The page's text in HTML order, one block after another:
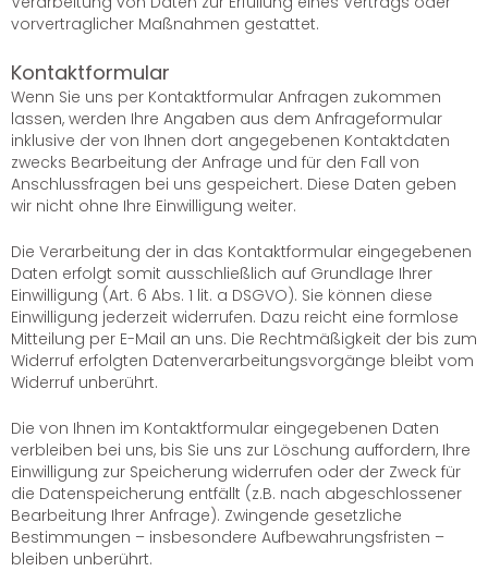
vorvertraglicher Maßnahmen gestattet.
Kontaktformular
Wenn Sie uns per Kontaktformular Anfragen zukommen
lassen, werden Ihre Angaben aus dem Anfrageformular
inklusive der von Ihnen dort angegebenen Kontaktdaten
zwecks Bearbeitung der Anfrage und für den Fall von
Anschlussfragen bei uns gespeichert. Diese Daten geben
wir nicht ohne Ihre Einwilligung weiter.
Die Verarbeitung der in das Kontaktformular eingegebenen
Daten erfolgt somit ausschließlich auf Grundlage Ihrer
Einwilligung (Art. 6 Abs. 1 lit. a DSGVO). Sie können diese
Einwilligung jederzeit widerrufen. Dazu reicht eine formlose
Mitteilung per E-Mail an uns. Die Rechtmäßigkeit der bis zum
Widerruf erfolgten Datenverarbeitungsvorgänge bleibt vom
Widerruf unberührt.
Die von Ihnen im Kontaktformular eingegebenen Daten
verbleiben bei uns, bis Sie uns zur Löschung auffordern, Ihre
Einwilligung zur Speicherung widerrufen oder der Zweck für
die Datenspeicherung entfällt (z.B. nach abgeschlossener
Bearbeitung Ihrer Anfrage). Zwingende gesetzliche
Bestimmungen – insbesondere Aufbewahrungsfristen –
bleiben unberührt.